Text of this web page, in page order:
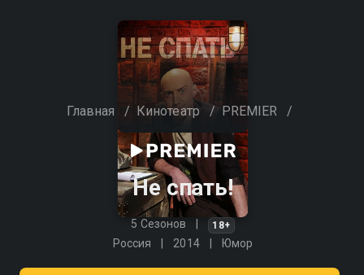
Главная / Кинотеатр / PREMIER /
Не спать!
5 Сезонов 18+
Россия 2014 Юмор